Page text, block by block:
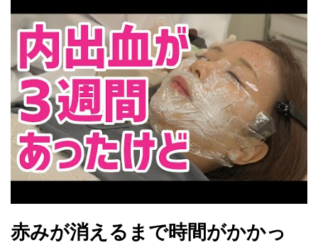
赤みが消えるまで時間がかかっ